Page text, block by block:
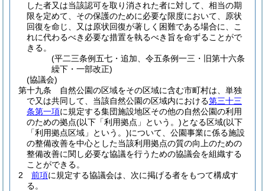
した者又は当該認可を取り消された者に対して、相当の期
限を定めて、その保護のために必要な限度において、原状
回復を命じ、又は原状回復が著しく困難である場合に、こ
れに代わるべき必要な措置を執るべき旨を命ずることがで
きる。
(平二三条例五七・追加、令五条例一三・旧第十六条
繰下・一部改正)
(協議会)
第十九条
自然公園の区域をその区域に含む市町村は、単独
で又は共同して、当該自然公園の区域内における第三十三
条第一項に規定する集団施設地区その他の自然公園の利用
のための拠点(以下「利用拠点」という。)となる区域(以下
「利用拠点区域」という。)について、公園事業に係る施設
の整備改善を中心とした当該利用拠点の質の向上のための
整備改善に関し必要な協議を行うための協議会を組織する
ことができる。
2
前項に規定する協議会は、次に掲げる者をもつて構成す
る。